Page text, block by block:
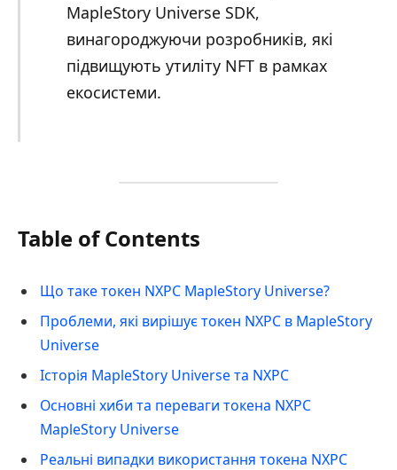
MapleStory Universe SDK,
винагороджуючи розробників, які
підвищують утиліту NFT в рамках
екосистеми.
Table of Contents
Що таке токен NXPC MapleStory Universe?
Проблеми, які вирішує токен NXPC в MapleStory
Universe
Історія MapleStory Universe та NXPC
Основні хиби та переваги токена NXPC
MapleStory Universe
Реальні випадки використання токена NXPC